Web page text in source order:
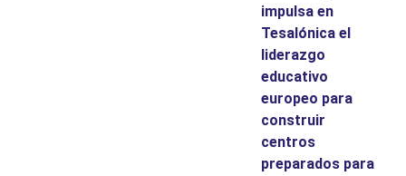
impulsa en
Tesalónica el
liderazgo
educativo
europeo para
construir
centros
preparados para